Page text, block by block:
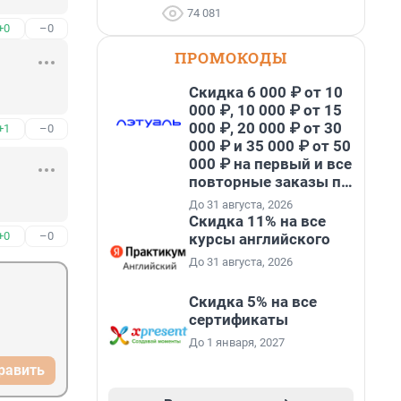
–0
–0
–0
74 081
ПРОМОКОДЫ
Скидка 6 000 ₽ от 10
000 ₽, 10 000 ₽ от 15
000 ₽, 20 000 ₽ от 30
000 ₽ и 35 000 ₽ от 50
000 ₽ на первый и все
повторные заказы по
промокоду НАБЕРИ
До 31 августа, 2026
Скидка 11% на все
курсы английского
До 31 августа, 2026
Скидка 5% на все
сертификаты
До 1 января, 2027